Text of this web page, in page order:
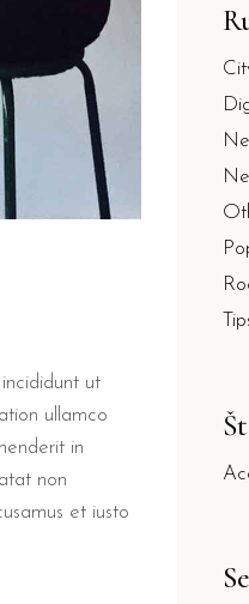
ut
ullamco
in
non
et iusto